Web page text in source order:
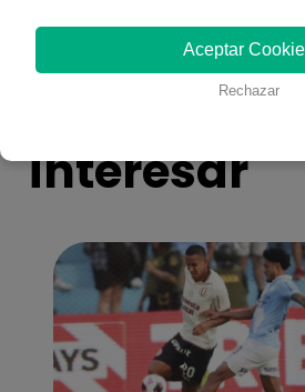
También
interesar
Aceptar
Rechazar